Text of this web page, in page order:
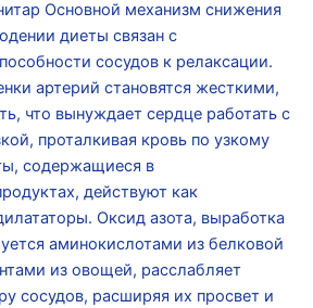
Основной механизм снижения
диеты связан с
сосудов к релаксации.
артерий становятся жесткими,
что вынуждает сердце работать с
проталкивая кровь по узкому
содержащиеся в
действуют как
Оксид азота, выработка
аминокислотами из белковой
из овощей, расслабляет
сосудов, расширяя их просвет и